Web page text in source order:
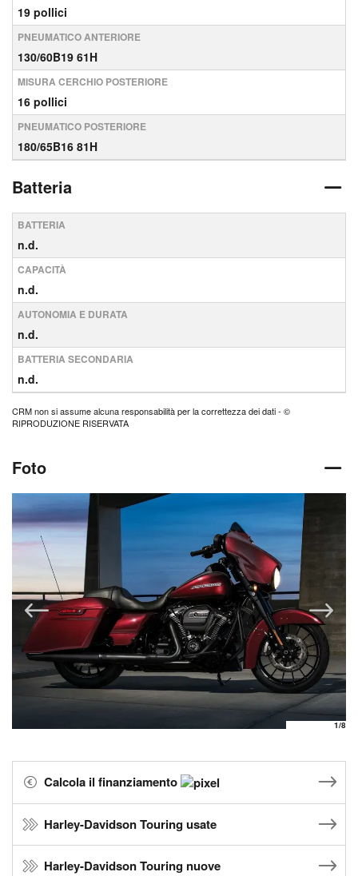
19 pollici
PNEUMATICO ANTERIORE
130/60B19 61H
MISURA CERCHIO POSTERIORE
16 pollici
PNEUMATICO POSTERIORE
180/65B16 81H
Batteria
BATTERIA
n.d.
CAPACITÀ
n.d.
AUTONOMIA E DURATA
n.d.
BATTERIA SECONDARIA
n.d.
CRM non si assume alcuna responsabilità per la correttezza dei dati - ©
RIPRODUZIONE RISERVATA
Foto
1/8
Calcola il finanziamento
Harley-Davidson Touring usate
Harley-Davidson Touring nuove